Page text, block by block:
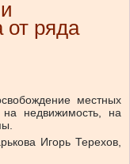
от ряда
местных
недвижимость, на
Игорь Терехов,